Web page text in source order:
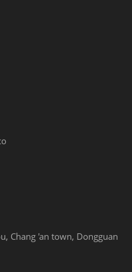
Chang 'an town, Dongguan